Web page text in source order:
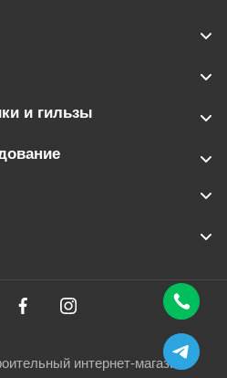
и гильзы
интернет-магазин.